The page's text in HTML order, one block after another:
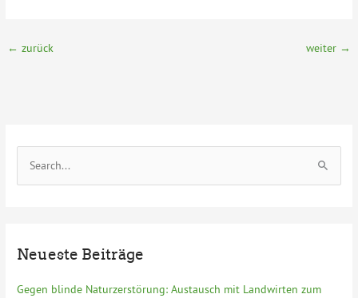
← zurück weiter →
n
n
Neueste Beiträge
Gegen blinde Naturzerstörung: Austausch mit Landwirten zum